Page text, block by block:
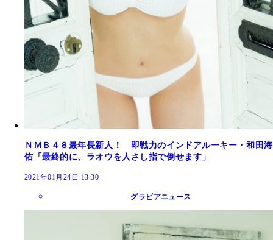
ＮＭＢ４８最年長新人！ 即戦力のインドアルーキー・和田海
佑「最終的に、ラオウを人さし指で倒せます」
2021年01月24日 13:30
グラビアニュース